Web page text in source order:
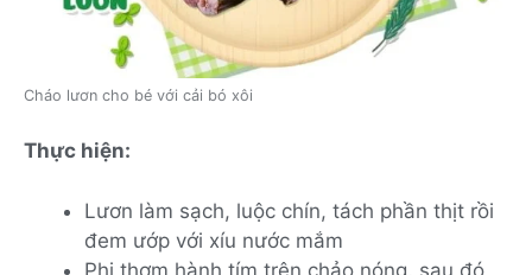
Cháo lươn cho bé với cải bó xôi
Thực hiện:
Lươn làm sạch, luộc chín, tách phần thịt rồi
đem ướp với xíu nước mắm
Phi thơm hành tím trên chảo nóng, sau đó